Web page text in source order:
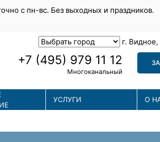
с пн-вс. Без выходных и праздников.
г.
+7 (495) 979 11 12
Многоканальный
УСЛУГИ О